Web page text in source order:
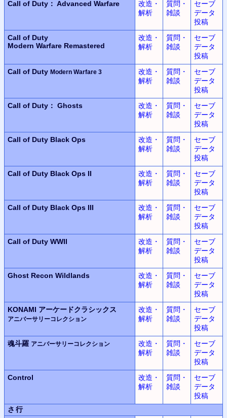
Call of Duty： Advanced Warfare
改造・
解析
質問・
雑談
セーブ
データ
投稿
Call of Duty
Modern Warfare Remastered
改造・
解析
質問・
雑談
セーブ
データ
投稿
Call of Duty Modern Warfare 3
改造・
解析
質問・
雑談
セーブ
データ
投稿
Call of Duty： Ghosts
改造・
解析
質問・
雑談
セーブ
データ
投稿
Call of Duty Black Ops
改造・
解析
質問・
雑談
セーブ
データ
投稿
Call of Duty Black Ops II
改造・
解析
質問・
雑談
セーブ
データ
投稿
Call of Duty Black Ops III
改造・
解析
質問・
雑談
セーブ
データ
投稿
Call of Duty WWII
改造・
解析
質問・
雑談
セーブ
データ
投稿
Ghost Recon Wildlands
改造・
解析
質問・
雑談
セーブ
データ
投稿
KONAMI アーケードクラシックス
アニバーサリーコレクション
改造・
解析
質問・
雑談
セーブ
データ
投稿
魂斗羅 アニバーサリーコレクション
改造・
解析
質問・
雑談
セーブ
データ
投稿
Control
改造・
解析
質問・
雑談
セーブ
データ
投稿
さ行